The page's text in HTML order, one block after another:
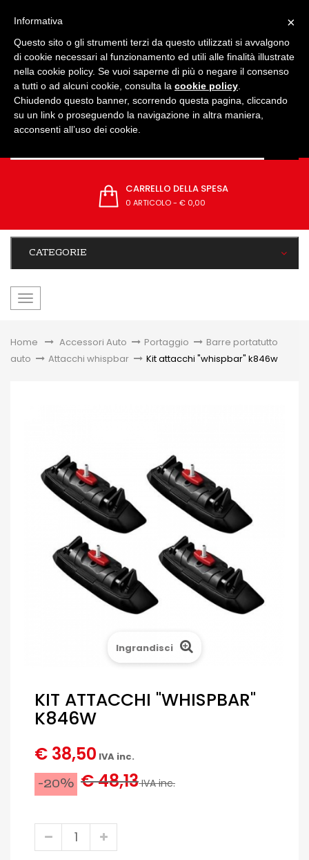
CARRELLO DELLA SPESA
0 ARTICOLO- € 0,00
CATEGORIE
navigazione
Home &gt;Accessori Auto > Portaggio >
Barre portatutto
auto > Attacchi whispbar > Kit attacchi "whispbar" k846w
Ingrandisci
KIT ATTACCHI "WHISPBAR"
K846W
€ 38,50 IVA inc.
-20% € 48,13IVA inc.
×
Informativa
Questo sito o gli strumenti terzi da questo utilizzati si avvalgono
di cookie necessari al funzionamento ed utili alle finalità illustrate
nella cookie policy. Se vuoi saperne di più o negare il consenso
a tutti o ad alcuni cookie, consulta la cookie policy
Chiudendo questo banner, scorrendo questa pagina, cliccando
su un link o proseguendo la navigazione in altra maniera,
acconsenti all’uso dei cookie.